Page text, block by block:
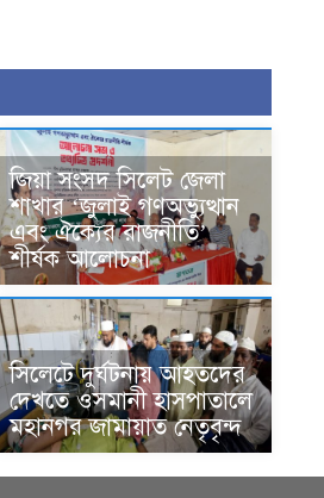
জিয়া সংসদ সিলেট জেলা
শাখার ‘জুলাই গণঅভ্যুত্থান
এবং ঐক্যের রাজনীতি’
শীর্ষক আলোচনা
সিলেটে দুর্ঘটনায় আহতদের
দেখতে ওসমানী হাসপাতালে
মহানগর জামায়াত নেতৃবৃন্দ